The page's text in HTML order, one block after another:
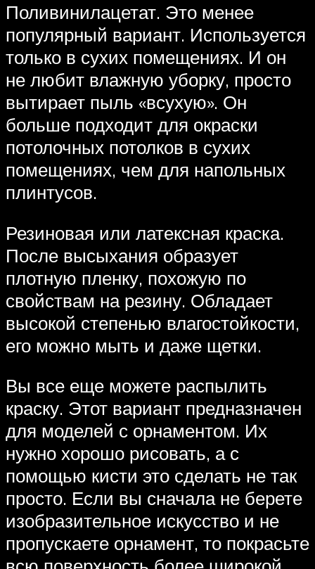
Поливинилацетат. Это менее
популярный вариант. Используется
только в сухих помещениях. И он
не любит влажную уборку, просто
вытирает пыль «всухую». Он
больше подходит для окраски
потолочных потолков в сухих
помещениях, чем для напольных
плинтусов.
Резиновая или латексная краска.
После высыхания образует
плотную пленку, похожую по
свойствам на резину. Обладает
высокой степенью влагостойкости,
его можно мыть и даже щетки.
Вы все еще можете распылить
краску. Этот вариант предназначен
для моделей с орнаментом. Их
нужно хорошо рисовать, а с
помощью кисти это сделать не так
просто. Если вы сначала не берете
изобразительное искусство и не
пропускаете орнамент, то покрасьте